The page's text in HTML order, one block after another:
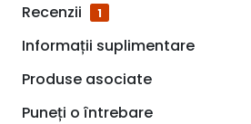
Recenzii
1
Informații suplimentare
Produse asociate
Puneți o întrebare